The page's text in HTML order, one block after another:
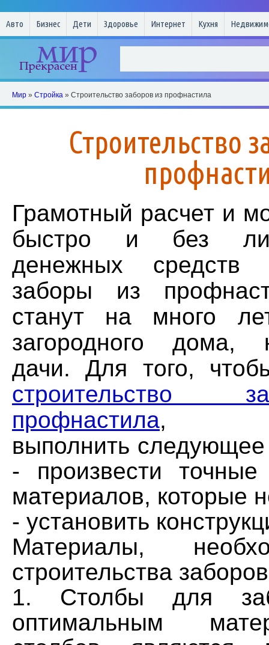
Авто Бизнес Дети Здоровье Интернет Кухня
Мир » Стройка » Строительство заборов из профнастила
Строительство
Грамотный расчет и
быстро и без
денежных средств
заборы из
станут на много
загородного дома,
дачи. Для того,
строительство
профнастила,
выполнить
- произвести
материалов, которые
- установить
Материалы,
строительства
1. Столбы для
оптимальным